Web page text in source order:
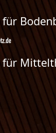
für
für